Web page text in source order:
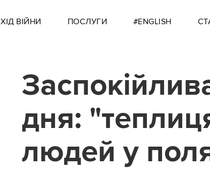
ХІД ВІЙНИ ПОСЛУГИ #ENGLISH
дня:
людей у